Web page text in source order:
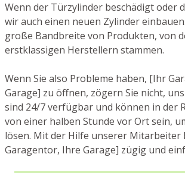
Wenn der Türzylinder beschädigt oder
wir auch einen neuen Zylinder
große Bandbreite von Produkten, von
erstklassigen Herstellern stammen.
Wenn Sie also Probleme haben, [Ihr
Garage] zu öffnen, zögern Sie nicht,
sind 24/7 verfügbar und können in der
von einer halben Stunde vor Ort sein,
lösen. Mit der Hilfe unserer Mitarbeiter
Garagentor, Ihre Garage] zügig und